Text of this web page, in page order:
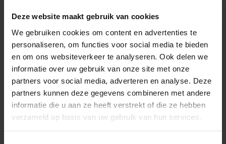
Deze website maakt gebruik van cookies
We gebruiken cookies om content en advertenties te
personaliseren, om functies voor social media te bieden
en om ons websiteverkeer te analyseren. Ook delen we
informatie over uw gebruik van onze site met onze
partners voor social media, adverteren en analyse. Deze
partners kunnen deze gegevens combineren met andere
informatie die u aan ze heeft verstrekt of die ze hebben
verzameld op basis van uw gebruik van hun services.
Meer informatie
Technologie & Innovatie
In het huidige digitale tijdperk evolueert
technologie en vordert innovatie in een